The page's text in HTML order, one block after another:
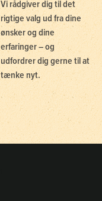
Vi rådgiver dig til det
rigtige valg ud fra dine
ønsker og dine
erfaringer – og
udfordrer dig gerne til at
tænke nyt.